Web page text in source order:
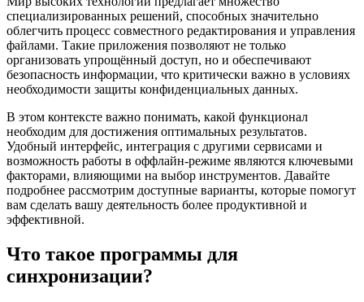
специализированных решений, способных значительно
облегчить процесс совместного редактирования и управления
файлами. Такие приложения позволяют не только
организовать упрощённый доступ, но и обеспечивают
безопасность информации, что критически важно в условиях
необходимости защиты конфиденциальных данных.
В этом контексте важно понимать, какой функционал
необходим для достижения оптимальных результатов.
Удобный интерфейс, интеграция с другими сервисами и
возможность работы в оффлайн-режиме являются ключевыми
факторами, влияющими на выбор инструментов. Давайте
подробнее рассмотрим доступные варианты, которые помогут
вам сделать вашу деятельность более продуктивной и
эффективной.
Что такое программы для
синхронизации?